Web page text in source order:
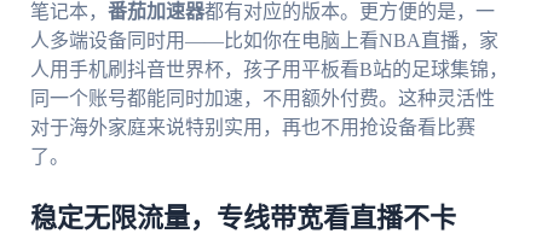
笔记本， 番茄加速器都有对应的版本。更方便的是，一
人多端设备同时用——比如你在电脑上看NBA直播，家
人用手机刷抖音世界杯，孩子用平板看B站的足球集锦，
同一个账号都能同时加速，不用额外付费。这种灵活性
对于海外家庭来说特别实用，再也不用抢设备看比赛
了。
稳定无限流量，专线带宽看直播不卡